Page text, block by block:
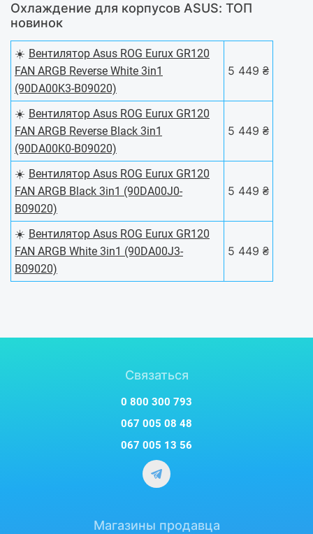
Охлаждение для корпусов ASUS: ТОП
новинок
☀️ Вентилятор Asus ROG Eurux GR120
FAN ARGB Reverse White 3in1
(90DA00K3-B09020)
5 449 ₴
☀️ Вентилятор Asus ROG Eurux GR120
FAN ARGB Reverse Black 3in1
(90DA00K0-B09020)
5 449 ₴
☀️ Вентилятор Asus ROG Eurux GR120
FAN ARGB Black 3in1 (90DA00J0-
B09020)
5 449 ₴
☀️ Вентилятор Asus ROG Eurux GR120
FAN ARGB White 3in1 (90DA00J3-
B09020)
5 449 ₴
Связаться
0 800 300 793
067 005 08 48
067 005 13 56
Магазины продавца